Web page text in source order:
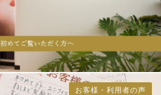
お客様・利用者の声